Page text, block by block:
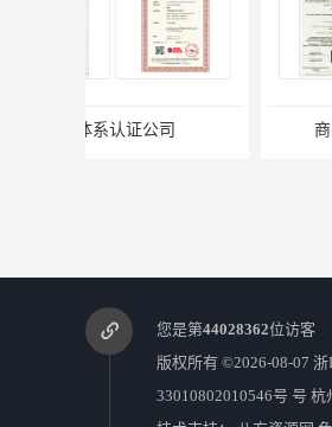
商品售后服务认证流程
您是第44028362位访客
版权所有 ©2026-08-07 浙
33010802010546号 号 杭